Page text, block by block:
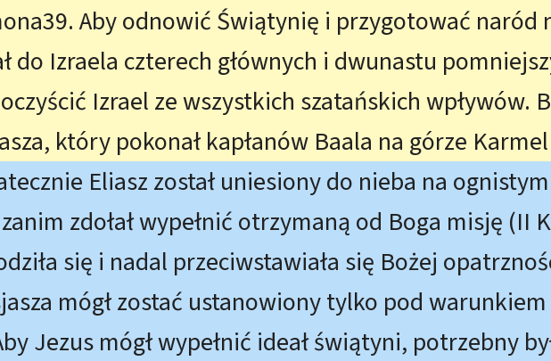
Aby odnowić Świątynię i przygotować naród
do Izraela czterech głównych i dwunastu
Izrael ze wszystkich szatańskich wpływów.
który pokonał kapłanów Baala na górze Karmel
Eliasz został uniesiony do nieba na
zdołał wypełnić otrzymaną od Boga misję (II
się i nadal przeciwstawiała się Bożej
mógł zostać ustanowiony tylko pod
Jezus mógł wypełnić ideał świątyni, potrzebny